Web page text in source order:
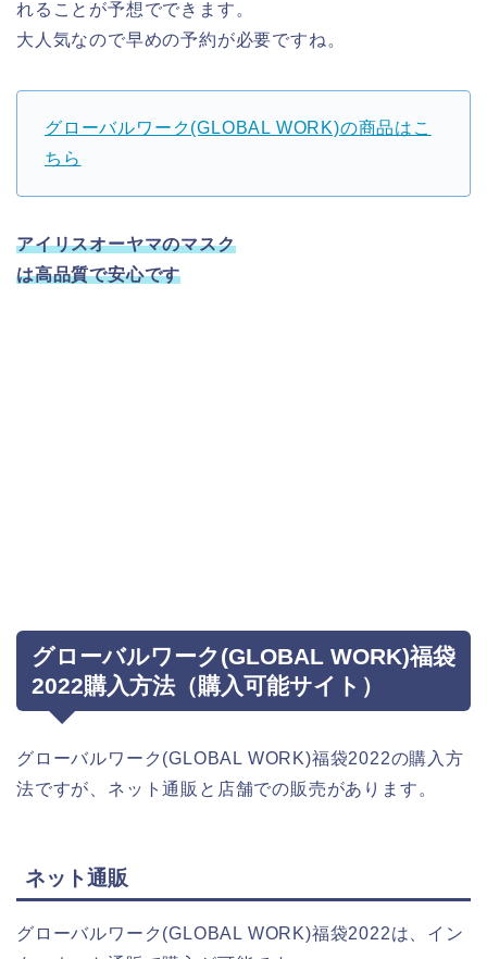
れることが予想でできます。
大人気なので早めの予約が必要ですね。
グローバルワーク(GLOBAL WORK)の商品はこ
ちら
アイリスオーヤマのマスク
は高品質で安心です
グローバルワーク(GLOBAL WORK)福袋
2022購入方法（購入可能サイト）
グローバルワーク(GLOBAL WORK)福袋2022の購入方
法ですが、ネット通販と店舗での販売があります。
ネット通販
グローバルワーク(GLOBAL WORK)福袋2022は、イン